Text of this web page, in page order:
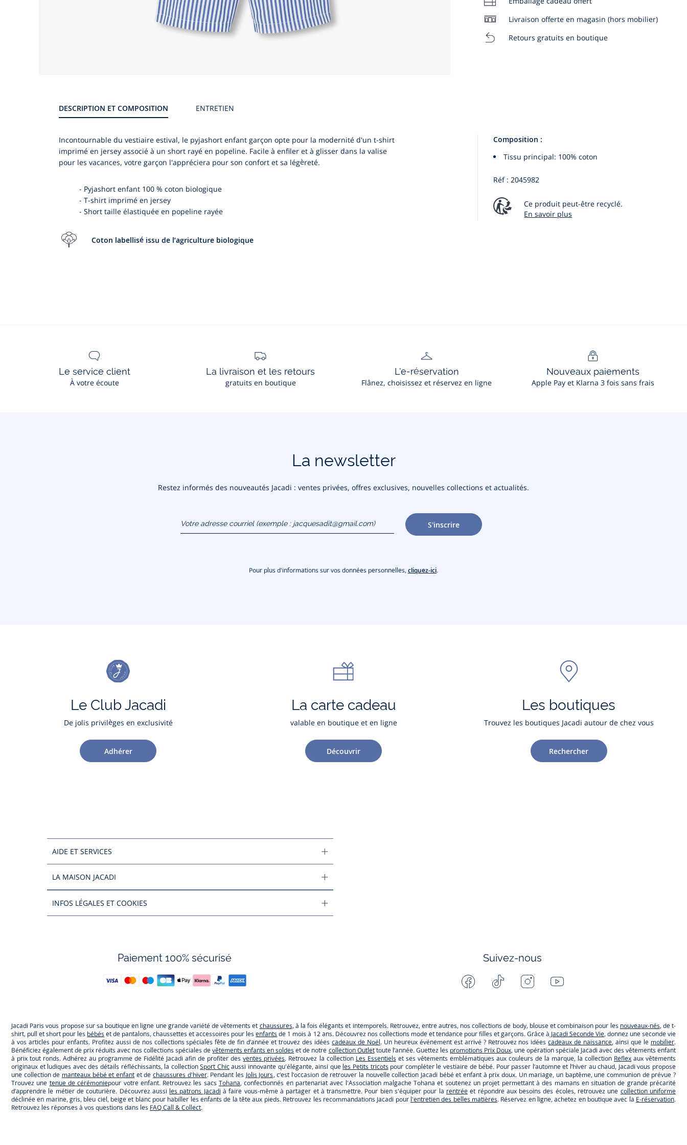
06A
:
08A
10A
Livraison offerte en magasin (hors mobilier)
Retours gratuits en boutique
DESCRIPTION ET COMPOSITION ENTRETIEN
Incontournable du vestiaire estival, le pyjashort enfant garçon opte pour la modernité d'un t-shirt
imprimé en jersey associé à un short rayé en popeline. Facile à enfiler et à glisser dans la valise
pour les vacances, votre garçon l'appréciera pour son confort et sa légèreté.
- Pyjashort enfant 100 % coton biologique
- T-shirt imprimé en jersey
- Short taille élastiquée en popeline rayée
Coton labellisé issu de l’agriculture biologique
Composition :
Tissu principal: 100% coton
Réf : 2045982
Ce produit peut-être recyclé.
En savoir plus
Le service client
À votre écoute
La livraison et les retours
gratuits en boutique
L'e-réservation
Flânez, choisissez et réservez en ligne
Nouveaux paiements
Apple Pay et Klarna 3 fois sans frais
La newsletter
Restez informés des nouveautés Jacadi : ventes privées, offres exclusives, nouvelles collections et actualités.
(exemple :
jacquesadit@gmail.com)
S'inscrire
Pour plus d'informations sur vos données personnelles, cliquez-ici.
Le Club Jacadi
De jolis privilèges en exclusivité
Adhérer
La carte cadeau
valable en boutique et en ligne
Découvrir
Les boutiques
Trouvez les boutiques Jacadi autour de chez vous
Rechercher
AIDE ET SERVICES
LA MAISON JACADI
INFOS LÉGALES ET COOKIES
Paiement 100% sécurisé Suivez-nous
Facebook Tiktok InstagramYoutube
Jacadi Paris vous propose sur sa boutique en ligne une grande variété de vêtements et chaussures, à la fois élégants et intemporels. Retrouvez, entre autres, nos collections de body, blouse et combinaison pour les nouveaux-nés, de t-
shirt, pull et short pour les bébéset de pantalons, chaussettes et accessoires pour lesenfantsde 1 mois à 12 ans. Découvrez nos collections mode et tendance pour filles et garçons. Grâce à Jacadi Seconde Vie, donnez une seconde vie
à vos articles pour enfants. Profitez aussi de nos collections spéciales fête de fin d’année et trouvez des idées cadeaux de Noël. Un heureux événement est arrivé ? Retrouvez nos idéescadeaux de naissance, ainsi que le mobilier.
Bénéficiez également de prix réduits avec nos collections spéciales devêtements enfants en soldeset de notre collection Outlettoute l’année. Guettez les promotions Prix Doux, une opération spéciale Jacadi avec des vêtements enfant
à prix tout ronds. Adhérez au programme de Fidélité Jacadi afin de profiter desventes privées. Retrouvez la collection Les Essentielset ses vêtements emblématiques aux couleurs de la marque, la collection Reflexaux vêtements
originaux et ludiques avec des détails réfléchissants, la collectionSport Chicaussi innovante qu'élégante, ainsi que les Petits tricotspour compléter le vestiaire de bébé. Pour passer l’automne et l’hiver au chaud, Jacadi vous propose
une collection de manteaux bébé et enfant et dechaussures d'hiver. Pendant les Jolis Jours, c’est l’occasion de retrouver la nouvelle collection Jacadi bébé et enfant à prix doux. Un mariage, un baptême, une communion de prévue ?
Trouvez une tenue de cérémoniepour votre enfant. Retrouvez les sacsTohana, confectionnés en partenariat avec l'Association malgache Tohana et soutenez un projet permettant à des mamans en situation de grande précarité
d’apprendre le métier de couturière. Découvrez aussi les patrons Jacadi à faire vous-même à partager et à transmettre. Pour bien s'équiper pour la rentréeet répondre aux besoins des écoles, retrouvez une collection uniforme
déclinée en marine, gris, bleu ciel, beige et blanc pour habiller les enfants de la tête aux pieds. Retrouvez les recommandations Jacadi pour l'entretien des belles matières. Réservez en ligne, achetez en boutique avec la E-réservation.
Retrouvez les réponses à vos questions dans les FAQ Call & Collect.